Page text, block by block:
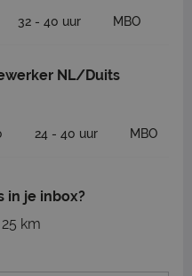
32 - 40 uur MBO
NL/Duits
24 - 40 uur MBO
in je inbox?
km